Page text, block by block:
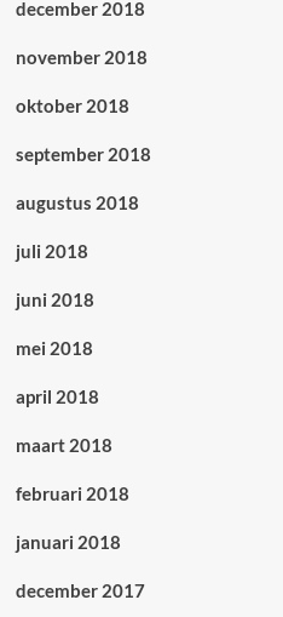
december 2018
november 2018
oktober 2018
september 2018
augustus 2018
juli 2018
juni 2018
mei 2018
april 2018
maart 2018
februari 2018
januari 2018
december 2017